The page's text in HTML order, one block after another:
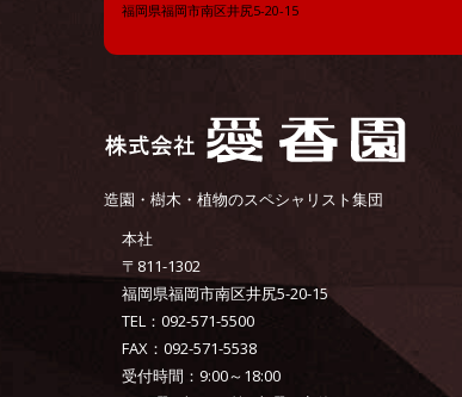
福岡県福岡市南区井尻5-20-15
造園・樹木・植物のスペシャリスト集団
本社
〒811-1302
福岡県福岡市南区井尻5-20-15
TEL：092-571-5500
FAX：092-571-5538
受付時間：9:00～18:00